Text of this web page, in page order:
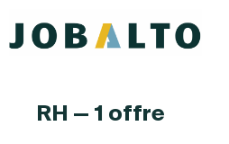
RH — 1 offre